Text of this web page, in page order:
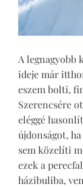
A legnagyobb
ideje már
eszem bolti,
Szerencsére
eléggé
újdonságot,
sem közelíti
ezek a
házibuliba,